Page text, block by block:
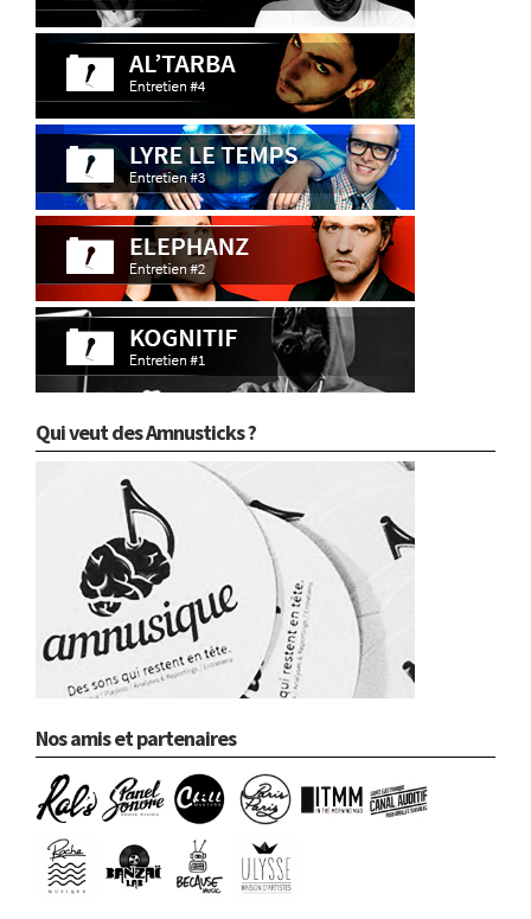
Qui veut des Amnusticks ?
Nos amis et partenaires